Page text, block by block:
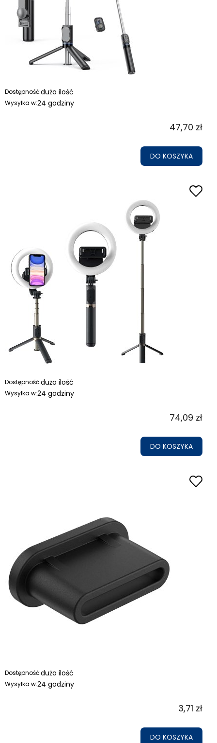
Dostępność:duża ilość
Wysyłka w:24 godziny
47,70 zł
DO KOSZYKA
Dostępność:duża ilość
Wysyłka w:24 godziny
74,09 zł
DO KOSZYKA
Dostępność:duża ilość
Wysyłka w:24 godziny
3,71 zł
DO KOSZYKA